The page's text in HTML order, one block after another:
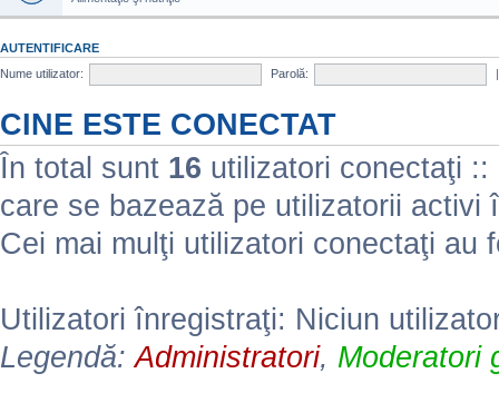
AUTENTIFICARE
Nume utilizator:
Parolă:
CINE ESTE CONECTAT
În total sunt 16 utilizatori conectaţi
care se bazează pe utilizatorii activi
Cei mai mulţi utilizatori conectaţi au
Utilizatori înregistraţi: Niciun
Legendă:Administratori, Moderatori